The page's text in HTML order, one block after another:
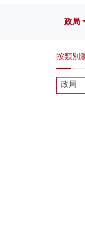
政局
按類別
政局